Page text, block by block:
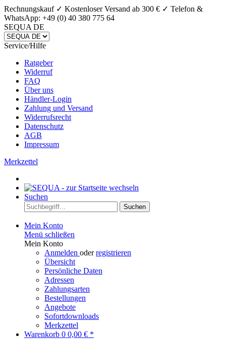
Rechnungskauf ✓ Kostenloser Versand ab 300 € ✓ Telefon &
WhatsApp: +49 (0) 40 380 775 64
SEQUA DE
Service/Hilfe
Ratgeber
Widerruf
FAQ
Über uns
Händler-Login
Zahlung und Versand
Widerrufsrecht
Datenschutz
AGB
Impressum
Merkzettel
Suchen
Suchen
Mein Konto
Menü schließen
Mein Konto
Anmelden oderregistrieren
Übersicht
Persönliche Daten
Adressen
Zahlungsarten
Bestellungen
Angebote
Sofortdownloads
Merkzettel
Warenkorb 0 0,00 € *